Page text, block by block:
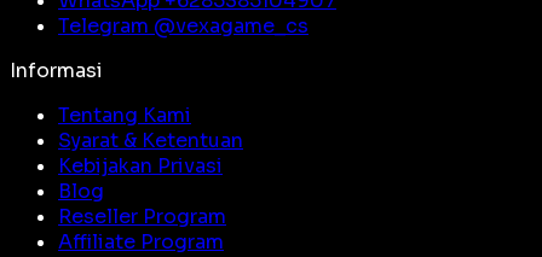
Telegram @vexagame_cs
Informasi
Tentang Kami
Syarat & Ketentuan
Kebijakan Privasi
Blog
Reseller Program
Affiliate Program